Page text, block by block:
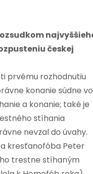
českej
prvému rozhodnutiu
konanie súdne vo
a konanie; také je
stíhania
nevzal do úvahy.
a kresťanofóba Peter
trestne stíhaným